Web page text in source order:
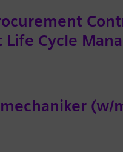
Life Cycle
(w/